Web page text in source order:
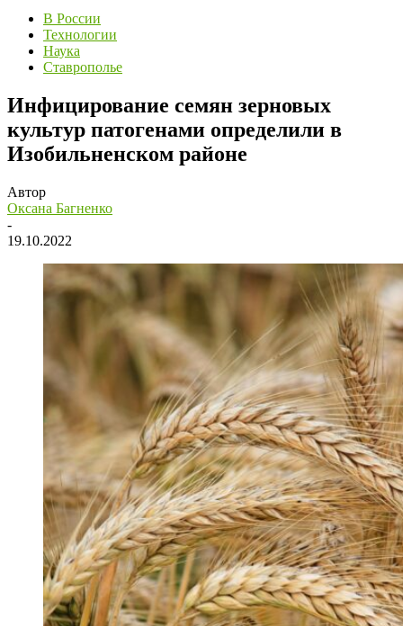
В России
Технологии
Наука
Ставрополье
Инфицирование семян зерновых
культур патогенами определили в
Изобильненском районе
Автор
Оксана Багненко
-
19.10.2022